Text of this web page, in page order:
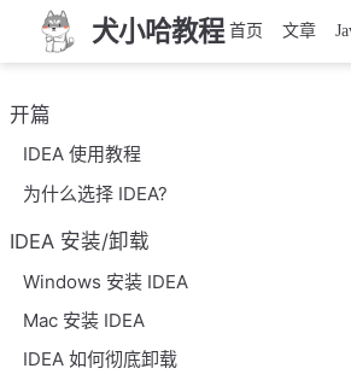
犬小哈教程 首页 文章
开篇
IDEA 使用教程
为什么选择 IDEA?
IDEA 安装/卸载
Windows 安装 IDEA
Mac 安装 IDEA
IDEA 如何彻底卸载